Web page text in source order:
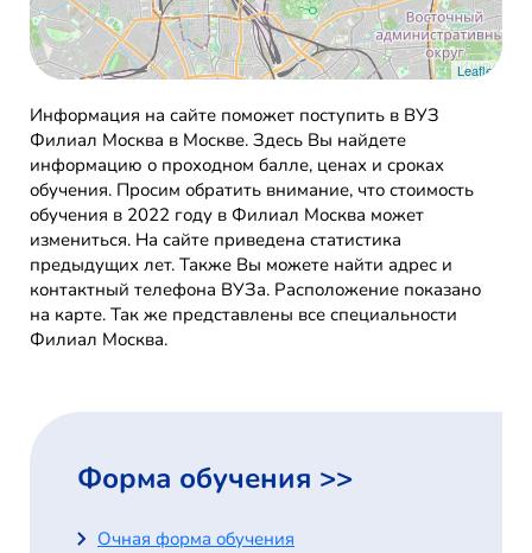
Leaflet
Информация на сайте поможет поступить в ВУЗ
Филиал Москва в Москве. Здесь Вы найдете
информацию о проходном балле, ценах и сроках
обучения. Просим обратить внимание, что стоимость
обучения в 2022 году в Филиал Москва может
измениться. На сайте приведена статистика
предыдущих лет. Также Вы можете найти адрес и
контактный телефона ВУЗа. Расположение показано
на карте. Так же представлены все специальности
Филиал Москва.
Форма обучения >>
Очная форма обучения